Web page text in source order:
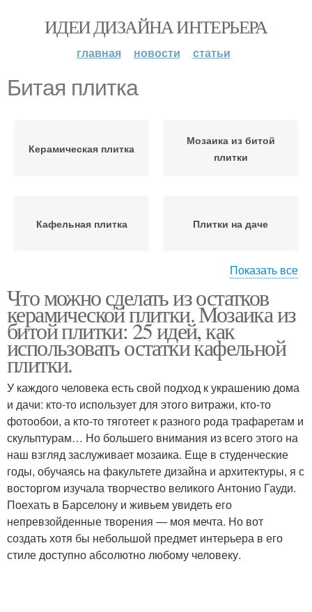
ИДЕИ ДИЗАЙНА ИНТЕРЬЕРА
главная новости статьи
Битая плитка
Керамическая плитка
Мозаика из битой
плитки
Кафельная плитка Плитки на даче
плитки
Тротуарная плитка
Плитка в ландшафтном
дизайне
Показать все
Что можно сделать из остатков
керамической плитки. Мозаика из
битой плитки: 25 идей, как
использовать остатки кафельной
плитки.
У каждого человека есть свой подход к украшению дома
и дачи: кто-то использует для этого витражи, кто-то
фотообои, а кто-то тяготеет к разного рода трафаретам и
скульптурам… Но большего внимания из всего этого на
наш взгляд заслуживает мозаика. Еще в студенческие
годы, обучаясь на факультете дизайна и архитектуры, я с
восторгом изучала творчество великого Антонио Гауди.
Поехать в Барселону и живьем увидеть его
непревзойденные творения — моя мечта. Но вот
создать хотя бы небольшой предмет интерьера в его
стиле доступно абсолютно любому человеку.